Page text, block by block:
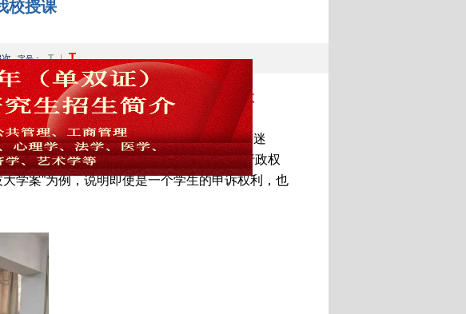
校授课
字号： T | T
级MPA 硕士研究生倾情主讲《宪法与行政
救济路径，兼具理论深度与实践指导性。
的向导，带领学生进入公权力运行的庞大迷
益与个人自由之间寻求精妙平衡点，强调行政权
学案”为例，说明即使是一个学生的申诉权利，也